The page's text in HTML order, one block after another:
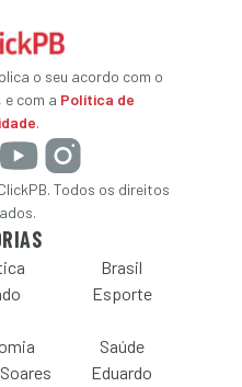
o seu acordo com o
, e com a Política de
.
Todos os direitos
Brasil
Esporte
Saúde
Eduardo